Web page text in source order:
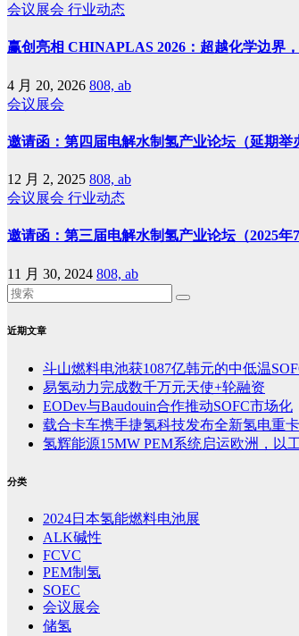
会议展会 行业动态
赢创亮相 CHINAPLAS 2026：超越化学边界
4 月 20, 2026 808, ab
会议展会
邀请函：第四届电解水制氢产业论坛（延期举
12 月 2, 2025 808, ab
会议展会 行业动态
邀请函：第三届电解水制氢产业论坛（2025年7
11 月 30, 2024 808, ab
近期文章
斗山燃料电池获1087亿韩元的中低温
易氢动力完成数千万元天使+轮融资
EODev与Baudouin合作推动SOFC市场化
载合卡车携手捷氢科技发布全新氢电重
氢辉能源15MW PEM系统启运欧洲，以
分类
2024日本氢能燃料电池展
ALK碱性
FCVC
PEM制氢
SOEC
会议展会
储氢